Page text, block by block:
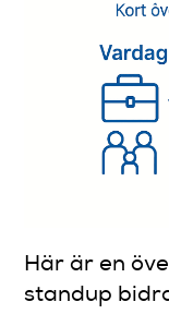
Här är en
standup